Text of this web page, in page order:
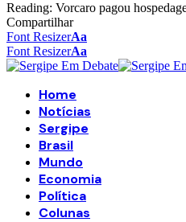
Reading: Vorcaro pagou
Compartilhar
Font ResizerAa
Font ResizerAa
Home
Notícias
Sergipe
Brasil
Mundo
Economia
Política
Colunas